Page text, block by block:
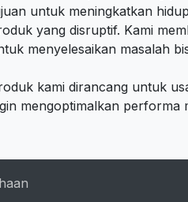
untuk meningkatkan
yang disruptif. Kami
menyelesaikan masalah
kami dirancang untuk
mengoptimalkan performa